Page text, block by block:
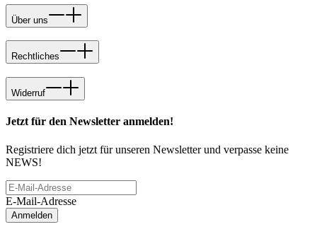
Über uns
Rechtliches
Widerruf
Jetzt für den Newsletter anmelden!
Registriere dich jetzt für unseren Newsletter und verpasse keine
NEWS!
E-Mail-Adresse
Anmelden